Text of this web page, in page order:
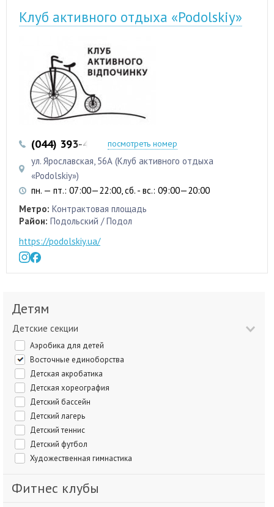
Клуб активного отдыха «Podolskiy»
(044) 393-43-43 (044) 392-14-64
посмотреть номер
ул. Ярославская, 56А (Клуб активного отдыха
«Podolskiy»)
пн. — пт.: 07:00—22:00, сб. - вс.: 09:00—20:00
Метро: Контрактовая площадь
Район: Подольский / Подол
https://podolskiy.ua/
Детям
Детские секции
Аэробика для детей
Восточные единоборства
Детская акробатика
Детская хореография
Детский бассейн
Детский лагерь
Детский теннис
Детский футбол
Художественная гимнастика
Фитнес клубы